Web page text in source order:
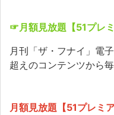
☞月額見放題【51プレ
月刊「ザ・フナイ」電
超えのコンテンツから
月額見放題【51プレミ